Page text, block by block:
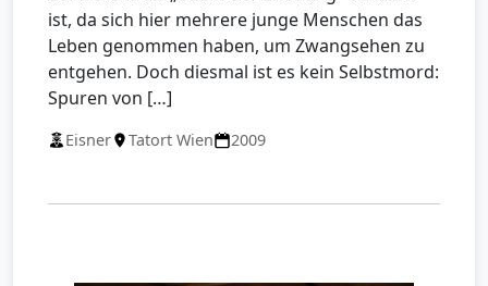
ist, da sich hier mehrere junge Menschen das
Leben genommen haben, um Zwangsehen zu
entgehen. Doch diesmal ist es kein Selbstmord:
Spuren von […]
Eisner Tatort Wien 2009